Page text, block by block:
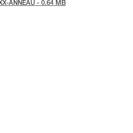
ANNEAU - 0.64 MB